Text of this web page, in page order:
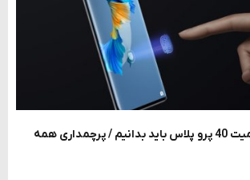
هرآنچه از هواوی میت 40 پرو پلاس باید بدانیم / پرچمداری همه